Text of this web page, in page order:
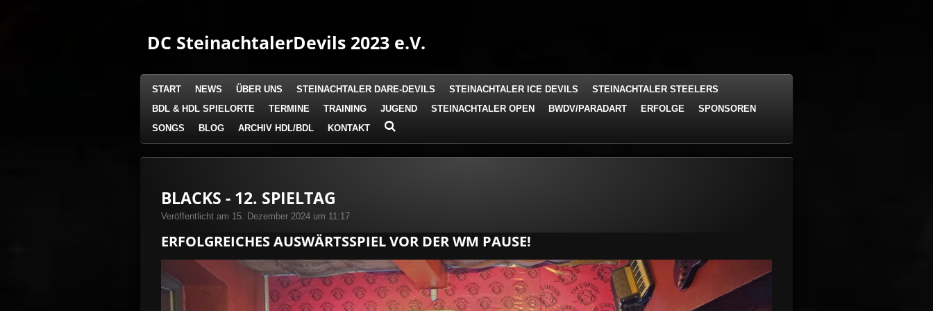
DC SteinachtalerDevils 2023 e.V.
START NEWS ÜBER UNS STEINACHTALER DARE-DEVILS STEINACHTALER ICE DEVILS
STEINACHTALER STEELERS
BDL & HDL SPIELORTE
TERMINE TRAINING JUGEND STEINACHTALER OPEN BWDV/PARADART ERFOLGE
SPONSOREN
SONGS
BLOG ARCHIV HDL/BDL KONTAKT
BLACKS - 12. SPIELTAG
Veröffentlicht am 15. Dezember 2024 um 11:17
ERFOLGREICHES AUSWÄRTSSPIEL VOR DER WM PAUSE!